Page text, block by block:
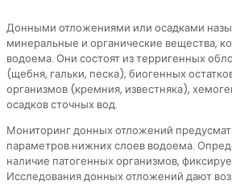
Донными отложениями или осадками
минеральные и органические вещества,
водоема. Они состоят из терригенных
(щебня, гальки, песка), биогенных
организмов (кремния, известняка),
осадков сточных вод.
Мониторинг донных отложений
параметров нижних слоев водоема.
наличие патогенных организмов,
Исследования донных отложений дают